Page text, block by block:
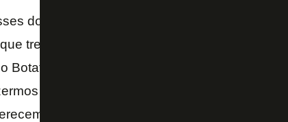
dois últimos meses foram muito intensos,
treinamos. Queremos voltar assim. Minha
Botafogo, ver jogadores e estabilidade
um bom trabalho. A direção está focada
e voltar revigorados para 2019.